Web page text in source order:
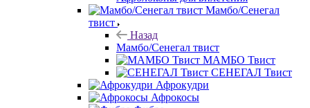
Мамбо/Сенегал
твист
Назад
Мамбо/Сенегал твист
МАМБО Твист
СЕНЕГАЛ Твист
Афрокудри
Афрокосы